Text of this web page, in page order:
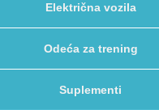
Električna vozila
Odeća za trening
Suplementi